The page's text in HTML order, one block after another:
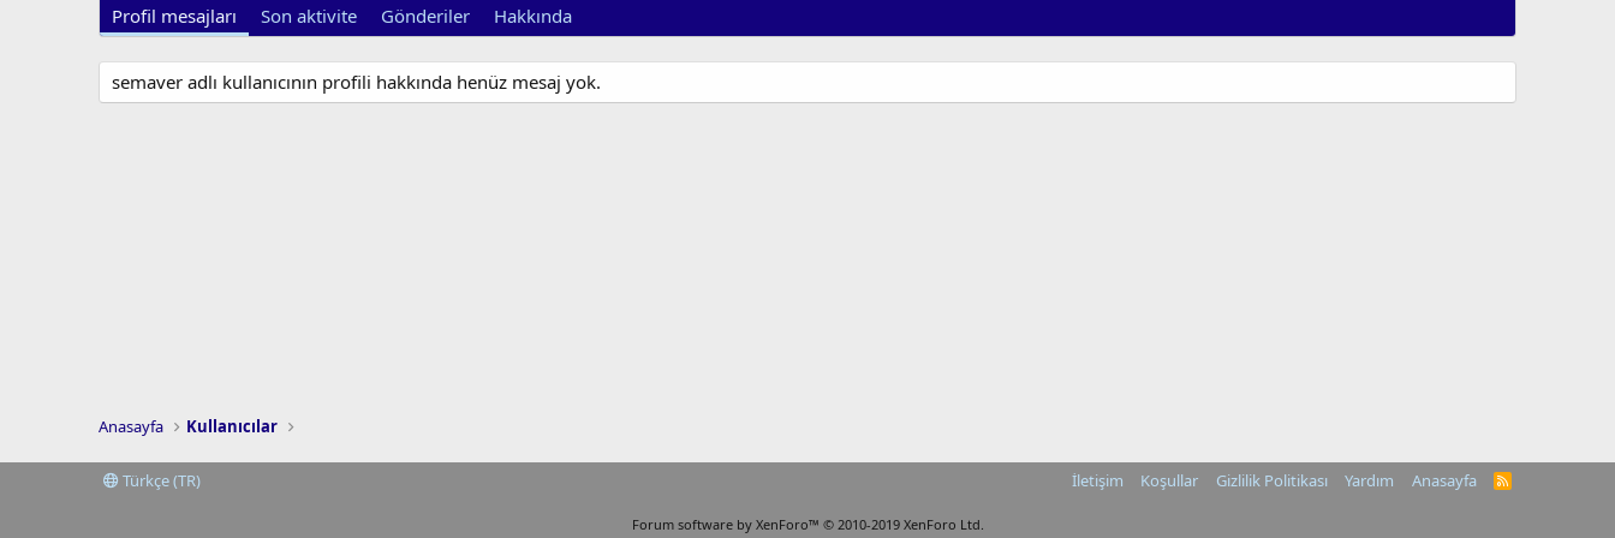
Profil mesajları Son aktivite Gönderiler Hakkında
semaver adlı kullanıcının profili hakkında henüz mesaj yok.
Anasayfa Kullanıcılar
Türkçe (TR) İletişim Koşullar Gizlilik Politikası Yardım Anasayfa
R
Forum software by XenForo™ © 2010-2019 XenForo Ltd.